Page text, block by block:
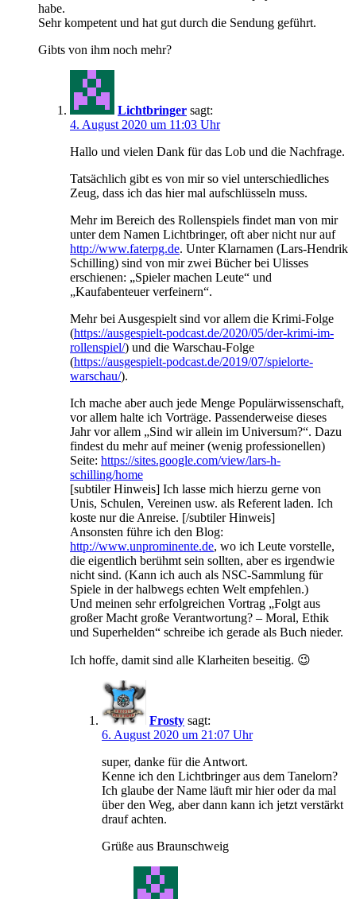
habe.
Sehr kompetent und hat gut durch die Sendung geführt.
Gibts von ihm noch mehr?
Lichtbringer sagt:
4. August 2020 um 11:03 Uhr
Hallo und vielen Dank für das Lob und die Nachfrage.
Tatsächlich gibt es von mir so viel unterschiedliches
Zeug, dass ich das hier mal aufschlüsseln muss.
Mehr im Bereich des Rollenspiels findet man von mir
unter dem Namen Lichtbringer, oft aber nicht nur auf
http://www.faterpg.de. Unter Klarnamen (Lars-Hendrik
Schilling) sind von mir zwei Bücher bei Ulisses
erschienen: „Spieler machen Leute“ und
„Kaufabenteuer verfeinern“.
Mehr bei Ausgespielt sind vor allem die Krimi-Folge
(https://ausgespielt-podcast.de/2020/05/der-krimi-im-
rollenspiel/) und die Warschau-Folge
(https://ausgespielt-podcast.de/2019/07/spielorte-
warschau/).
Ich mache aber auch jede Menge Populärwissenschaft,
vor allem halte ich Vorträge. Passenderweise dieses
Jahr vor allem „Sind wir allein im Universum?“. Dazu
findest du mehr auf meiner (wenig professionellen)
Seite: https://sites.google.com/view/lars-h-
schilling/home
[subtiler Hinweis] Ich lasse mich hierzu gerne von
Unis, Schulen, Vereinen usw. als Referent laden. Ich
koste nur die Anreise. [/subtiler Hinweis]
Ansonsten führe ich den Blog:
http://www.unprominente.de, wo ich Leute vorstelle,
die eigentlich berühmt sein sollten, aber es irgendwie
nicht sind. (Kann ich auch als NSC-Sammlung für
Spiele in der halbwegs echten Welt empfehlen.)
Und meinen sehr erfolgreichen Vortrag „Folgt aus
großer Macht große Verantwortung? – Moral, Ethik
und Superhelden“ schreibe ich gerade als Buch nieder.
Ich hoffe, damit sind alle Klarheiten beseitig. 😉
Frosty sagt:
6. August 2020 um 21:07 Uhr
super, danke für die Antwort.
Kenne ich den Lichtbringer aus dem Tanelorn?
Ich glaube der Name läuft mir hier oder da mal
über den Weg, aber dann kann ich jetzt verstärkt
drauf achten.
Grüße aus Braunschweig